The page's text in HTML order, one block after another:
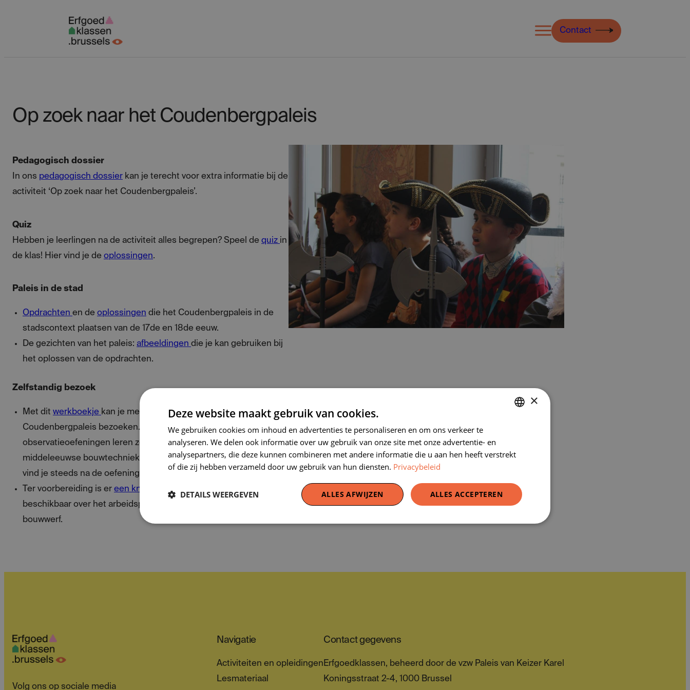
Open
menu
Contact
Op zoek naar het Coudenbergpaleis
Pedagogisch dossier
In ons pedagogisch dossier kan je terecht voor extra informatie bij de
activiteit ‘Op zoek naar het Coudenbergpaleis’.
Quiz
Hebben je leerlingen na de activiteit alles begrepen? Speel de quiz in
de klas! Hier vind je de oplossingen.
Paleis in de stad
Opdrachten en de oplossingen die het Coudenbergpaleis in de
stadscontext plaatsen van de 17de en 18de eeuw.
De gezichten van het paleis: afbeeldingen die je kan gebruiken bij
het oplossen van de opdrachten.
Zelfstandig bezoek
Met dit werkboekje kan je met jouw leerlingen zelfstandig het
Coudenbergpaleis bezoeken. Aan de hand van
observatieoefeningen leren ze alles over de materialen en de
middeleeuwse bouwtechnieken van het paleis. De oplossingen
vind je steeds na de oefeningen in het oranje.
Ter voorbereiding is er een knutseloefening
beschikbaar over het arbeidsproces van de steengroeve tot de
bouwwerf.
Volg ons op sociale media
Navigatie
Activiteiten en opleidingen
Lesmateriaal
Contact gegevens
Erfgoedklassen, beheerd door de vzw Paleis van Keizer Karel
Koningsstraat 2-4, 1000 Brussel
×
Deze website maakt gebruik van cookies.
We gebruiken cookies om inhoud en advertenties te personaliseren en om ons verkeer te
analyseren. We delen ook informatie over uw gebruik van onze site met onze advertentie- en
analysepartners, die deze kunnen combineren met andere informatie die u aan hen heeft verstrekt
of die zij hebben verzameld door uw gebruik van hun diensten. Privacybeleid
ALLES ACCEPTEREN
ALLES AFWIJZEN
DETAILS WEERGEVEN